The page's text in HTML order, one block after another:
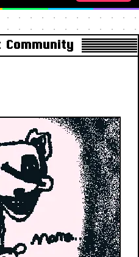
Community